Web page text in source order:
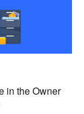
in the Owner